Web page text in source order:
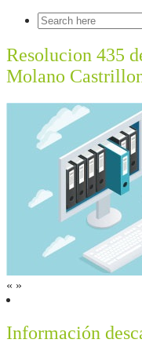
Resolucion 435
Molano
« »
Información